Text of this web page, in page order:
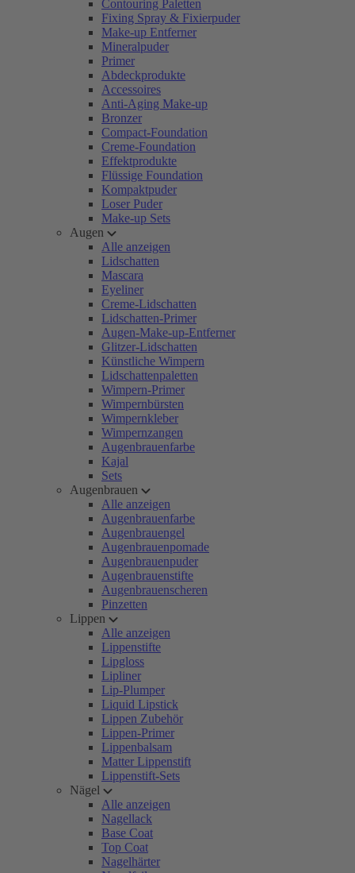
Contouring Paletten
Fixing Spray & Fixierpuder
Make-up Entferner
Mineralpuder
Primer
Abdeckprodukte
Accessoires
Anti-Aging Make-up
Bronzer
Compact-Foundation
Creme-Foundation
Effektprodukte
Flüssige Foundation
Kompaktpuder
Loser Puder
Make-up Sets
Augen
Alle anzeigen
Lidschatten
Mascara
Eyeliner
Creme-Lidschatten
Lidschatten-Primer
Augen-Make-up-Entferner
Glitzer-Lidschatten
Künstliche Wimpern
Lidschattenpaletten
Wimpern-Primer
Wimpernbürsten
Wimpernkleber
Wimpernzangen
Augenbrauenfarbe
Kajal
Sets
Augenbrauen
Alle anzeigen
Augenbrauenfarbe
Augenbrauengel
Augenbrauenpomade
Augenbrauenpuder
Augenbrauenstifte
Augenbrauenscheren
Pinzetten
Lippen
Alle anzeigen
Lippenstifte
Lipgloss
Lipliner
Lip-Plumper
Liquid Lipstick
Lippen Zubehör
Lippen-Primer
Lippenbalsam
Matter Lippenstift
Lippenstift-Sets
Nägel
Alle anzeigen
Nagellack
Base Coat
Top Coat
Nagelhärter